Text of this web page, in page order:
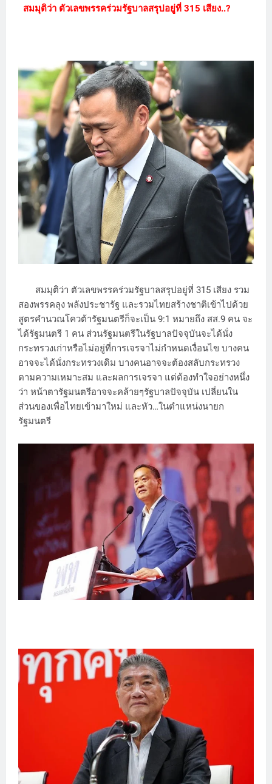
สมมุติว่า ตัวเลขพรรคร่วมรัฐบาลสรุปอยู่ที่ 315 เสียง..?
สมมุติว่า ตัวเลขพรรคร่วมรัฐบาลสรุปอยู่ที่ 315 เสียง รวม
สองพรรคลุง พลังประชารัฐ และรวมไทยสร้างชาติเข้าไปด้วย
สูตรคำนวณโควต้ารัฐมนตรีก็จะเป็น 9:1 หมายถึง สส.9 คน จะ
ได้รัฐมนตรี 1 คน ส่วนรัฐมนตรีในรัฐบาลปัจจุบันจะได้นั่ง
กระทรวงเก่าหรือไม่อยู่ที่การเจรจาไม่กำหนดเงื่อนไข บางคน
อาจจะได้นั่งกระทรวงเดิม บางคนอาจจะต้องสลับกระทรวง
ตามความเหมาะสม และผลการเจรจา แต่ต้องทำใจอย่างหนึ่ง
ว่า หน้าตารัฐมนตรีอาจจะคล้ายๆรัฐบาลปัจจุบัน เปลี่ยนใน
ส่วนของเพื่อไทยเข้ามาใหม่ และหัว…ในตำแหน่งนายก
รัฐมนตรี